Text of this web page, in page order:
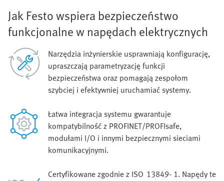
Jak Festo wspiera bezpieczeństwo
funkcjonalne w napędach elektrycznych
Narzędzia inżynierskie usprawniają konfigurację,
upraszczają parametryzację funkcji
bezpieczeństwa oraz pomagają zespołom
szybciej i efektywniej uruchamiać systemy.
Łatwa integracja systemu gwarantuje
kompatybilność z PROFINET/PROFIsafe,
modułami I/O i innymi bezpiecznymi sieciami
komunikacyjnymi.
Certyfikowane zgodnie z ISO 13849‑ 1. Napędy te